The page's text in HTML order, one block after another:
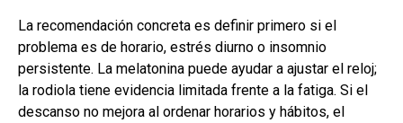
La recomendación concreta es definir primero si el
problema es de horario, estrés diurno o insomnio
persistente. La melatonina puede ayudar a ajustar el reloj;
la rodiola tiene evidencia limitada frente a la fatiga. Si el
descanso no mejora al ordenar horarios y hábitos, el